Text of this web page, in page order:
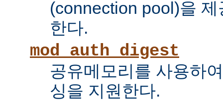
(connection pool)을
한다.
mod_auth_digest
공유메모리를 사용하
싱을 지원한다.